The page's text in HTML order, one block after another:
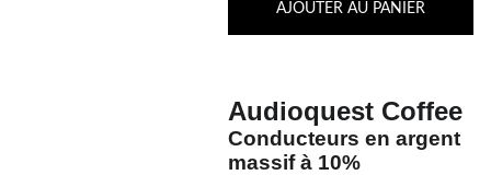
AJOUTER AU PANIER
Audioquest Coffee
Conducteurs en argent
massif à 10%